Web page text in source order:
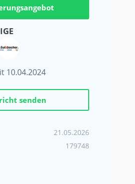
10.04.2024
senden
21.05.2026
179748